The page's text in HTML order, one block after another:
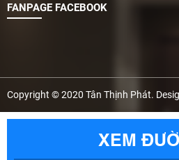
FANPAGE FACEBOOK
Copyright © 2020 Tân Thịnh Phát.
XEM